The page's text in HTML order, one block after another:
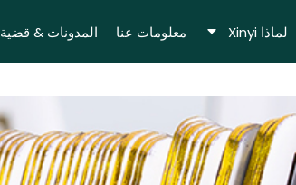
لماذا Xinyi معلومات عنا المدونات & قضية